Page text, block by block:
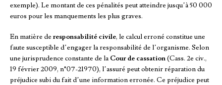
exemple). Le montant de ces pénalités peut atteindre jusqu’à 50 000
euros pour les manquements les plus graves.
En matière de responsabilité civile, le calcul erroné constitue une
faute susceptible d’engager la responsabilité de l’organisme. Selon
une jurisprudence constante de la Cour de cassation(Cass. 2e civ.,
19 février 2009, n°07-21970), l’assuré peut obtenir réparation du
préjudice subi du fait d’une information erronée. Ce préjudice peut